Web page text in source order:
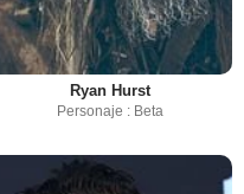
Ryan Hurst
Personaje : Beta